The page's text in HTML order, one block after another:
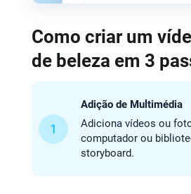
Como criar um
de beleza em 3
1
Adição de Multimédia
Adiciona vídeos ou
computador ou
storyboard.